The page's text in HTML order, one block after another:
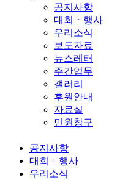
공지사항
대회ㆍ행사
우리소식
보도자료
뉴스레터
주간업무
갤러리
후원안내
자료실
민원창구
공지사항
대회ㆍ행사
우리소식